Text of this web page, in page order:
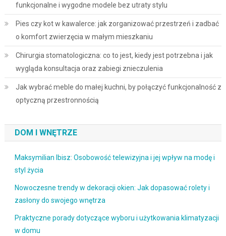
funkcjonalne i wygodne modele bez utraty stylu
Pies czy kot w kawalerce: jak zorganizować przestrzeń i zadbać
o komfort zwierzęcia w małym mieszkaniu
Chirurgia stomatologiczna: co to jest, kiedy jest potrzebna i jak
wygląda konsultacja oraz zabiegi znieczulenia
Jak wybrać meble do małej kuchni, by połączyć funkcjonalność z
optyczną przestronnością
DOM I WNĘTRZE
Maksymilian Ibisz: Osobowość telewizyjna i jej wpływ na modę i
styl życia
Nowoczesne trendy w dekoracji okien: Jak dopasować rolety i
zasłony do swojego wnętrza
Praktyczne porady dotyczące wyboru i użytkowania klimatyzacji
w domu